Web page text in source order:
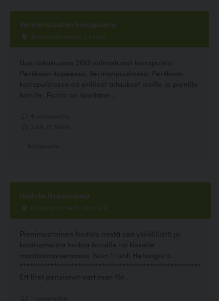
Vermonpuiston koirapuisto
Tarvonsalmenkatu 1, Espoo
Uusi lokakuussa 2013 valmistunut koirapuisto
Perkkaan kupeessa, Vermonpuistossa. Perkkaan
koirapuistossa on erilliset aitaukset isoille ja pienille
koirille. Puisto on kooltaan...
Hoitola Nopsatassu
Brudbackantie 71, Myrskylä
Pienimuotoinen hoitola mistä saa yksilöllistä ja
kodinomaista hoitoa koiralle tai kissalle
maalaismaisemassa. Noin 1 tunti Helsingistä.
Ett litet pensionat vart man får...